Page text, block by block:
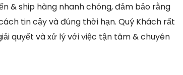
& ship hàng nhanh chóng, đảm bảo rằng
tin cậy và đúng thời hạn. Quý Khách rất
quyết và xử lý với việc tận tâm & chuyên